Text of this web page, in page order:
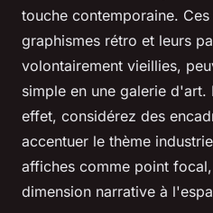
touche contemporaine.
graphismes rétro et leurs
volontairement vieillies,
simple en une galerie d'art.
effet, considérez des
accentuer le thème
affiches comme point
dimension narrative à